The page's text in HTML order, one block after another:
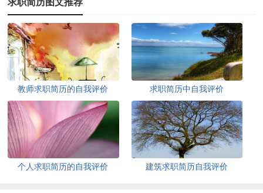
教师求职简历的自我评价 求职简历中自我评价
个人求职简历的自我评价 建筑求职简历自我评价